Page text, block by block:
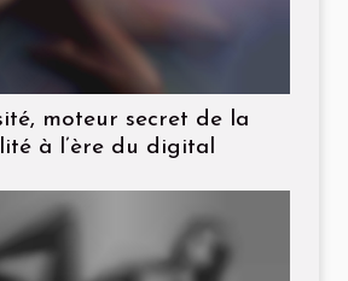
moteur secret de la
à l’ère du digital